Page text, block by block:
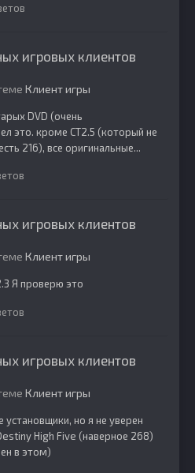
игровых клиентов
Клиент игры
DVD (очень
это. кроме CT2.5 (который не
216), все оригинальные...
игровых клиентов
Клиент игры
Я проверю это
игровых клиентов
Клиент игры
установщики, но я не уверен
High Five (наверное 268)
в этом)